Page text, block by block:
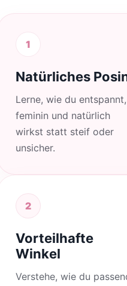
1
Natürliches
Lerne, wie du entspannt,
feminin und natürlich
wirkst statt steif oder
unsicher.
2
Vorteilhafte
Winkel
Verstehe, wie du